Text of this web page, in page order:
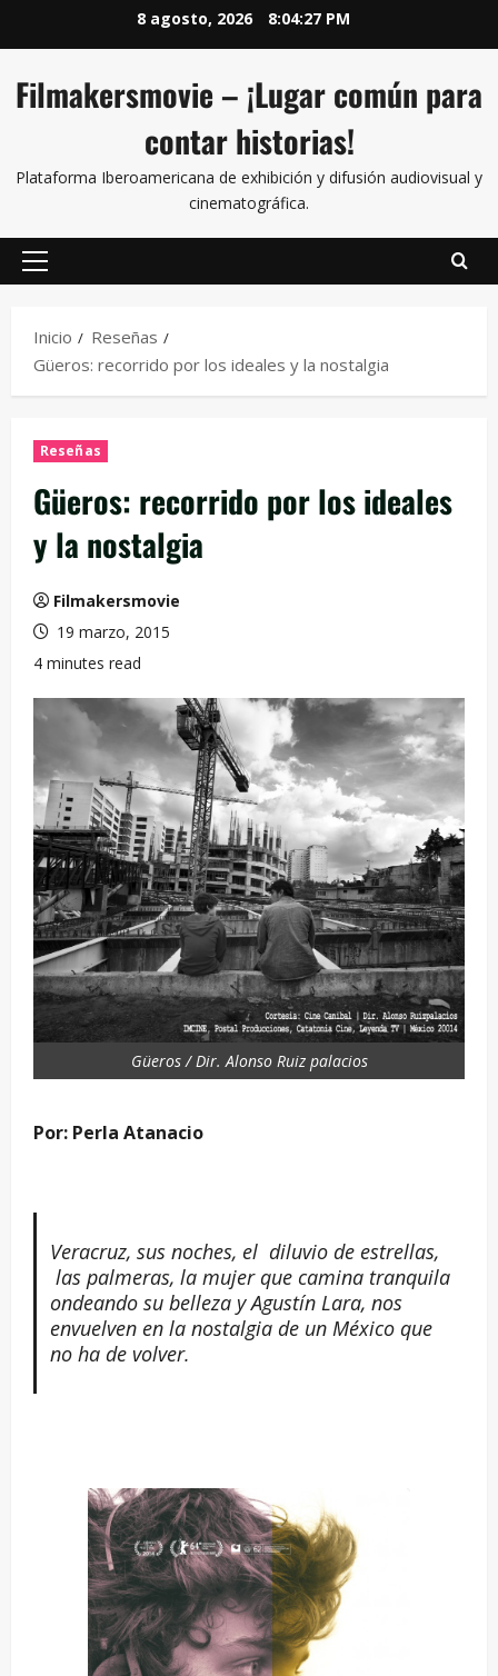
8 agosto, 2026 8:04:28 PM
Filmakersmovie – ¡Lugar común para
contar historias!
Plataforma Iberoamericana de exhibición y difusión audiovisual y
cinematográfica.
Inicio
Reseñas
Güeros: recorrido por los ideales y la nostalgia
Reseñas
Güeros: recorrido por los ideales
y la nostalgia
Filmakersmovie
19 marzo, 2015
4 minutes read
Güeros / Dir. Alonso Ruiz palacios
Por: Perla Atanacio
Veracruz, sus noches, el diluvio de estrellas,
las palmeras, la mujer que camina tranquila
ondeando su belleza y Agustín Lara, nos
envuelven en la nostalgia de un México que
no ha de volver.